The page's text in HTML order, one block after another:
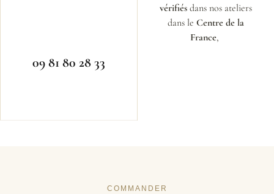
09 81 80 28 33
vérifiés dans nos ateliers
dans le Centre de la
France,
COMMANDER